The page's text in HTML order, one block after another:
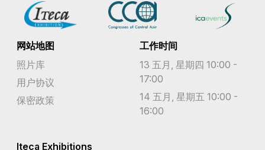
网站地图
照片库
用户协议
保密政策
工作时间
13 五月, 星期四 10:00 -
17:00
14 五月, 星期五 10:00 -
16:00
Iteca Exhibitions